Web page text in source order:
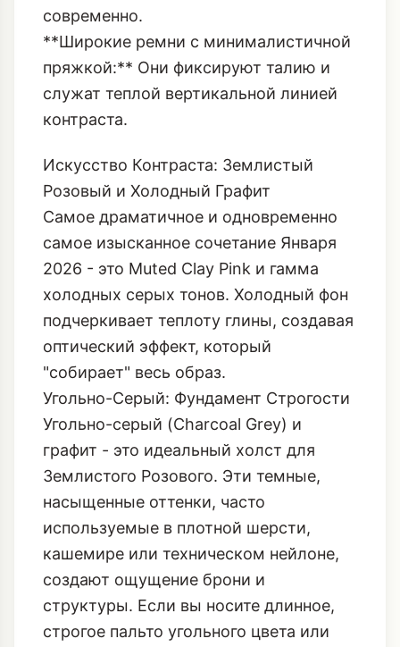
современно.
**Широкие ремни с минималистичной
пряжкой:** Они фиксируют талию и
служат теплой вертикальной линией
контраста.
Искусство Контраста: Землистый
Розовый и Холодный Графит
Самое драматичное и одновременно
самое изысканное сочетание Января
2026 - это Muted Clay Pink и гамма
холодных серых тонов. Холодный фон
подчеркивает теплоту глины, создавая
оптический эффект, который
"собирает" весь образ.
Угольно-Серый: Фундамент Строгости
Угольно-серый (Charcoal Grey) и
графит - это идеальный холст для
Землистого Розового. Эти темные,
насыщенные оттенки, часто
используемые в плотной шерсти,
кашемире или техническом нейлоне,
создают ощущение брони и
структуры. Если вы носите длинное,
строгое пальто угольного цвета или